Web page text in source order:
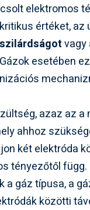
elektromos
értéket, az
vagy
esetében
azaz az a
ahhoz
két elektróda
tényezőtől függ.
a gáz típusa, a
közötti